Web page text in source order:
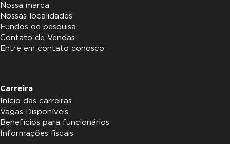
Nossa marca
Nossas localidades
Fundos de pesquisa
Contato de Vendas
Entre em contato conosco
Carreira
Início das carreiras
Vagas Disponíveis
Benefícios para funcionários
Informações fiscais